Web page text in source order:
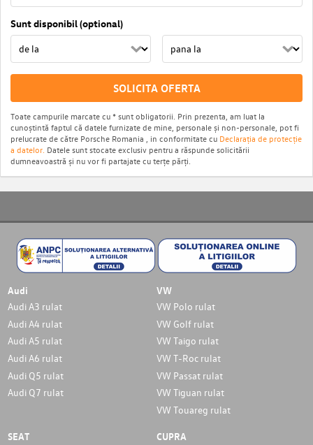
Sunt disponibil (optional)
SOLICITA OFERTA
Toate campurile marcate cu * sunt obligatorii. Prin prezenta, am luat la
cunoștintă faptul că datele furnizate de mine, personale și non-personale, pot fi
prelucrate de către Porsche Romania , in conformitate cu Declarația de protecție
a datelor. Datele sunt stocate exclusiv pentru a răspunde solicitării
dumneavoastră și nu vor fi partajate cu terțe părți.
Audi
Audi A3 rulat
Audi A4 rulat
Audi A5 rulat
Audi A6 rulat
Audi Q5 rulat
Audi Q7 rulat
VW
VW Polo rulat
VW Golf rulat
VW Taigo rulat
VW T-Roc rulat
VW Passat rulat
VW Tiguan rulat
VW Touareg rulat
SEAT CUPRA